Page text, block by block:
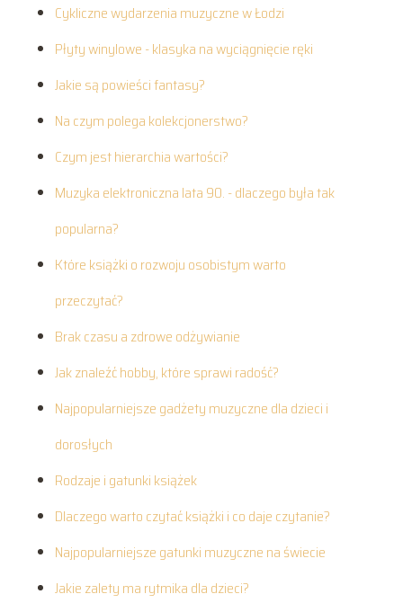
Cykliczne wydarzenia muzyczne w Łodzi
Płyty winylowe - klasyka na wyciągnięcie ręki
Jakie są powieści fantasy?
Na czym polega kolekcjonerstwo?
Czym jest hierarchia wartości?
Muzyka elektroniczna lata 90. - dlaczego była tak
popularna?
Które książki o rozwoju osobistym warto
przeczytać?
Brak czasu a zdrowe odżywianie
Jak znaleźć hobby, które sprawi radość?
Najpopularniejsze gadżety muzyczne dla dzieci i
dorosłych
Rodzaje i gatunki książek
Dlaczego warto czytać książki i co daje czytanie?
Najpopularniejsze gatunki muzyczne na świecie
Jakie zalety ma rytmika dla dzieci?